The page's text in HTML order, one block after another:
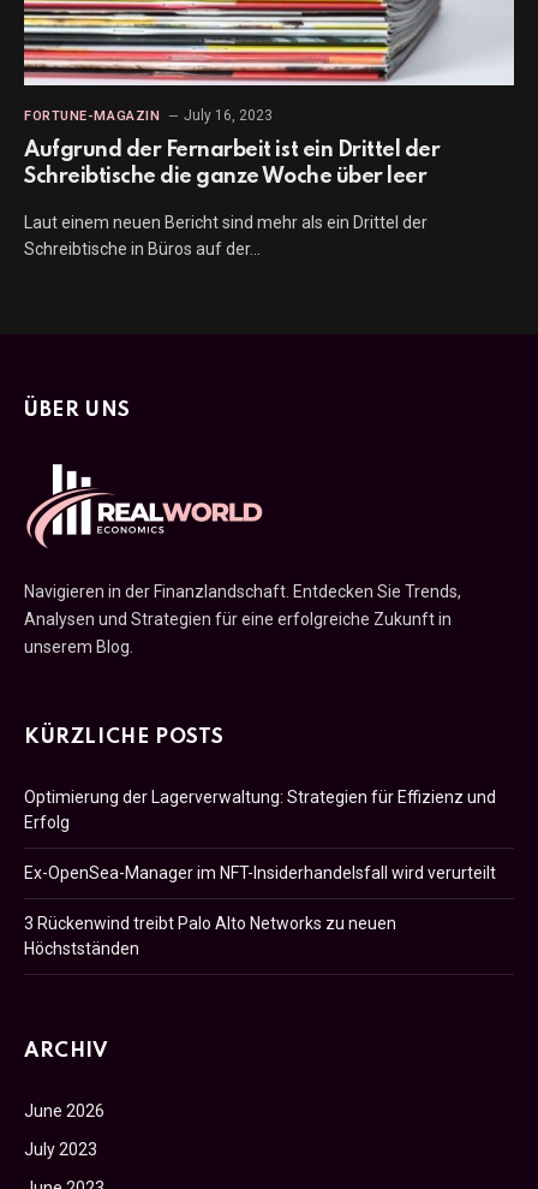
FORTUNE-MAGAZIN July 16, 2023
Aufgrund der Fernarbeit ist ein Drittel der
Schreibtische die ganze Woche über leer
Laut einem neuen Bericht sind mehr als ein Drittel der
Schreibtische in Büros auf der…
ÜBER UNS
Navigieren in der Finanzlandschaft. Entdecken Sie Trends,
Analysen und Strategien für eine erfolgreiche Zukunft in
unserem Blog.
KÜRZLICHE POSTS
Optimierung der Lagerverwaltung: Strategien für Effizienz und
Erfolg
Ex-OpenSea-Manager im NFT-Insiderhandelsfall wird verurteilt
3 Rückenwind treibt Palo Alto Networks zu neuen
Höchstständen
ARCHIV
June 2026
July 2023